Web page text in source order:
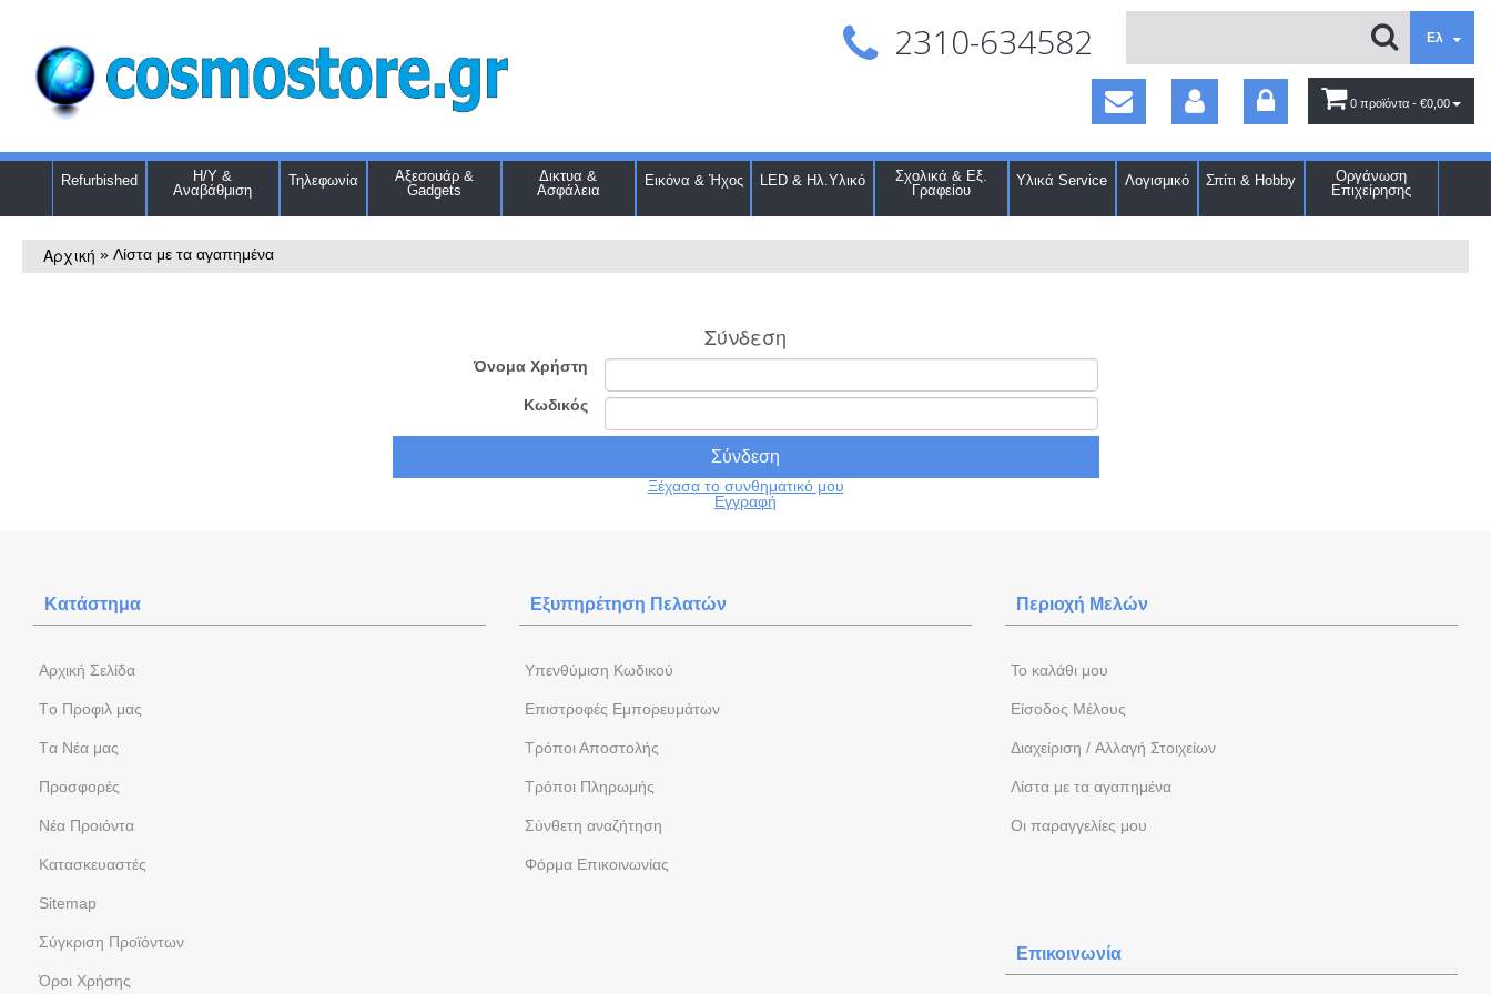
Ελ
2310-634582
0 προϊόντα - €0,00
Refurbished
Η/Υ &
Αναβάθμιση
Τηλεφωνία
Αξεσουάρ &
Gadgets
Δικτυα &
Ασφάλεια
Εικόνα & Ήχος LED & Ηλ.Υλικό
Σχολικά & Εξ.
Γραφείου
Υλικά Service Λογισμικό Σπίτι & Hobby
Οργάνωση
Επιχείρησης
Αρχική » Λίστα με τα αγαπημένα
Σύνδεση
Όνομα Χρήστη
Κωδικός
Ξέχασα το συνθηματικό μου
Εγγραφή
Κατάστημα
Aρχική Σελίδα
Tο Προφιλ μας
Tα Νέα μας
Προσφορές
Νέα Προιόντα
Kατασκευαστές
Sitemap
Σύγκριση Προϊόντων
Όροι Χρήσης
Εξυπηρέτηση Πελατών
Yπενθύμιση Κωδικού
Επιστροφές Εμπορευμάτων
Τρόποι Αποστολής
Τρόποι Πληρωμής
Σύνθετη αναζήτηση
Φόρμα Eπικοινωνίας
Περιοχή Mελών
To καλάθι μου
Eίσοδος Μέλους
Διαχείριση / Aλλαγή Στοιχείων
Λίστα με τα αγαπημένα
Oι παραγγελίες μου
Επικοινωνία